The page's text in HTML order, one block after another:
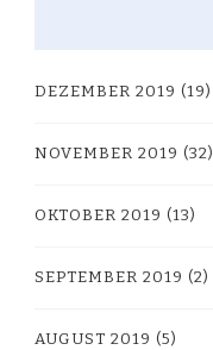
DEZEMBER 2019 (19)
NOVEMBER 2019 (32)
OKTOBER 2019 (13)
SEPTEMBER 2019 (2)
AUGUST 2019 (5)